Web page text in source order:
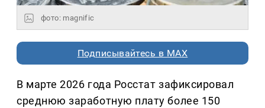
фото: magnific
Подписывайтесь в MAX
В марте 2026 года Росстат зафиксировал
среднюю заработную плату более 150